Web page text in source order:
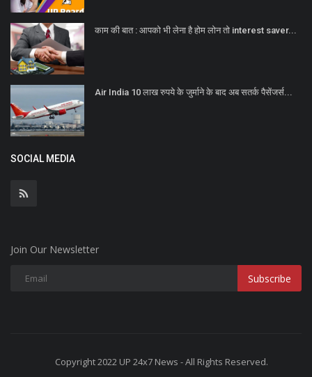
काम की बात : आपको भी लेना है होम लोन तो interest saver...
Air India 10 लाख रुपये के जुर्माने के बाद अब सतर्क पैसेंजर्स...
SOCIAL MEDIA
Join Our Newsletter
Subscribe
Copyright 2022 UP 24x7 News - All Rights Reserved.